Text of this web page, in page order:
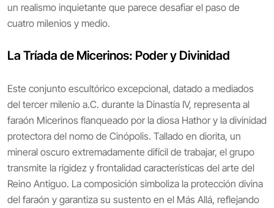
un realismo inquietante que parece desafiar el paso de
cuatro milenios y medio.
La Tríada de Micerinos: Poder y Divinidad
Este conjunto escultórico excepcional, datado a mediados
del tercer milenio a.C. durante la Dinastía IV, representa al
faraón Micerinos flanqueado por la diosa Hathor y la divinidad
protectora del nomo de Cinópolis. Tallado en diorita, un
mineral oscuro extremadamente difícil de trabajar, el grupo
transmite la rigidez y frontalidad características del arte del
Reino Antiguo. La composición simboliza la protección divina
del faraón y garantiza su sustento en el Más Allá, reflejando